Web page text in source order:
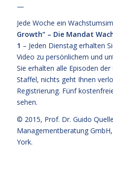
—
Jede Woche ein
Growth“ – Die Mandat
1 – Jeden Dienstag erhalten
Video zu persönlichem und
Sie erhalten alle Episoden
Staffel, nichts geht Ihnen
Registrierung. Fünf
sehen.
© 2015, Prof. Dr. Guido Quelle
Managementberatung
York.